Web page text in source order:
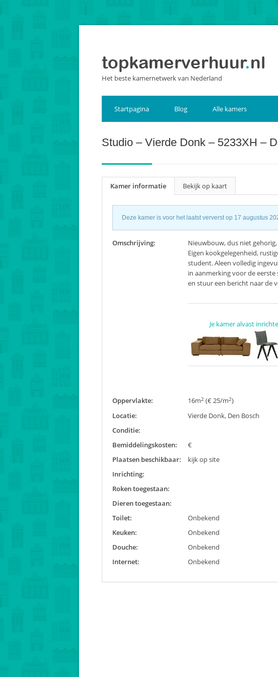
Het beste kamernetwerk van Nederland
Startpagina Blog Alle kamers
Studio – Vierde Donk – 5233XH –
Kamer informatie Bekijk op kaart
Deze kamer is voor het laatst ververst op 17 augustus
Omschrijving:
Nieuwbouw, dus niet
Eigen kookgelegenheid,
student. Aleen volledig
in aanmerking voor de eerste
en stuur een bericht naar de
Je kamer alvast
Oppervlakte: 16m2 (€ 25/m2)
Locatie:
Vierde Donk, Den Bosch
Conditie:
Bemiddelingskosten:
€
Plaatsen beschikbaar:
kijk op site
Inrichting:
Roken toegestaan:
Dieren toegestaan:
Toilet:
Onbekend
Keuken:
Onbekend
Douche:
Onbekend
Internet:
Onbekend